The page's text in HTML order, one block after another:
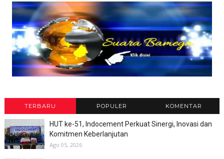
TERBARU POPULER KOMENTAR
HUT ke-51, Indocement Perkuat Sinergi, Inovasi dan
Komitmen Keberlanjutan
Ago 05, 2026